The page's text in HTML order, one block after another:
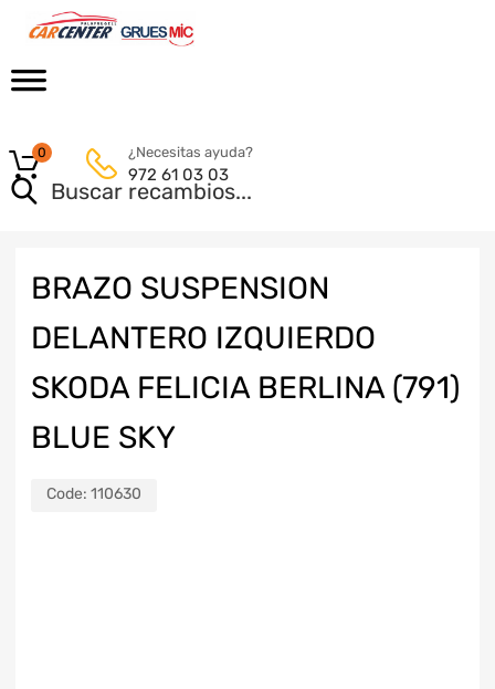
¿Necesitas ayuda?
972 61 03 03
0
BRAZO SUSPENSION
DELANTERO IZQUIERDO
SKODA FELICIA BERLINA (791)
BLUE SKY
Code: 110630